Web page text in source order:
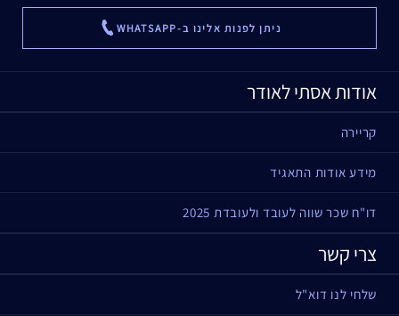
ניתן לפנות אלינו ב-WHATSAPP ...
אודות אסתי לאודר
קריירה
מידע אודות התאגיד
דו"ח שכר שווה לעובד ולעובדת 2025
צרי קשר
שלחי לנו דוא"ל